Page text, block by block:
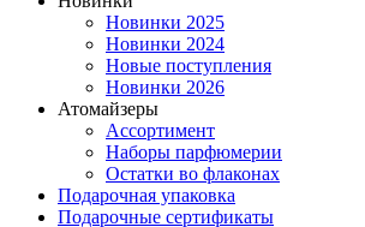
Новинки 2025
Новинки 2024
Новые поступления
Новинки 2026
Атомайзеры
Ассортимент
Наборы парфюмерии
Остатки во флаконах
Подарочная упаковка
Подарочные сертификаты